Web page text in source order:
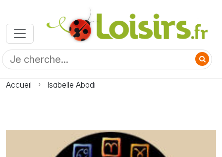
Accueil Isabelle Abadi
Photo Isabelle Abadi